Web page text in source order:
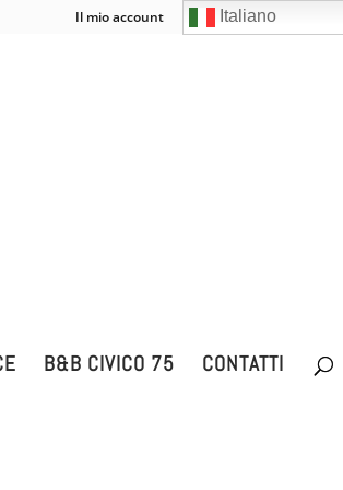
Il mio account Carrello 0 Elementi
B&B CIVICO 75 CONTATTI
Italiano